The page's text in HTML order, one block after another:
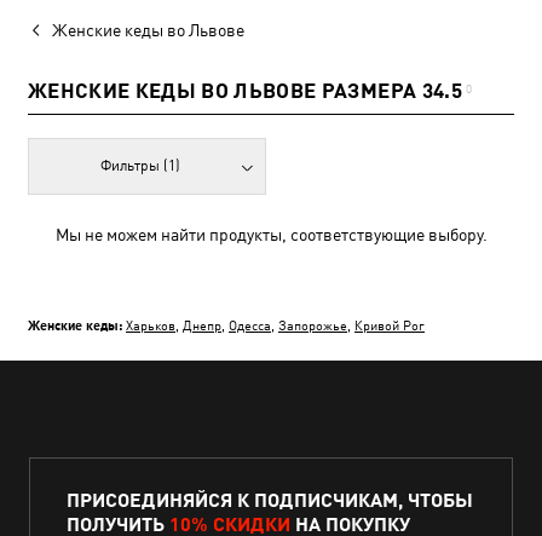
Женские кеды во Львове
ЖЕНСКИЕ КЕДЫ ВО ЛЬВОВЕ РАЗМЕРА 34.5 0
Фильтры (1)
Мы не можем найти продукты, соответствующие выбору.
Женские кеды: Харьков Днепр Одесса Запорожье Кривой Рог
ПРИСОЕДИНЯЙСЯ К ПОДПИСЧИКАМ, ЧТОБЫ
ПОЛУЧИТЬ 10% СКИДКИ НА ПОКУПКУ